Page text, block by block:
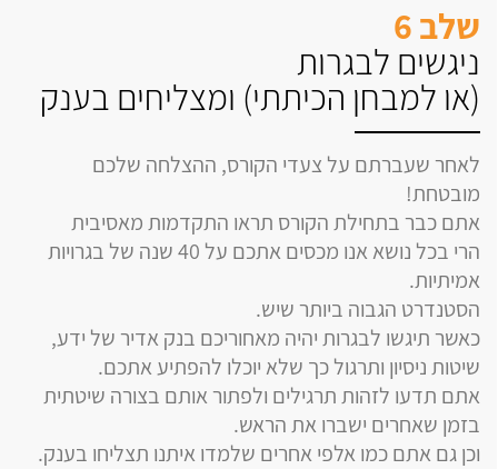
שלב 6
ניגשים לבגרות
(או למבחן הכיתתי) ומצליחים בענק
לאחר שעברתם על צעדי הקורס, ההצלחה שלכם
מובטחת!
אתם כבר בתחילת הקורס תראו התקדמות מאסיבית
הרי בכל נושא אנו מכסים אתכם על 40 שנה של בגרויות
אמיתיות.
הסטנדרט הגבוה ביותר שיש.
כאשר תיגשו לבגרות יהיה מאחוריכם בנק אדיר של ידע,
שיטות ניסיון ותרגול כך שלא יוכלו להפתיע אתכם.
אתם תדעו לזהות תרגילים ולפתור אותם בצורה שיטתית
בזמן שאחרים ישברו את הראש.
וכן גם אתם כמו אלפי אחרים שלמדו איתנו תצליחו בענק.